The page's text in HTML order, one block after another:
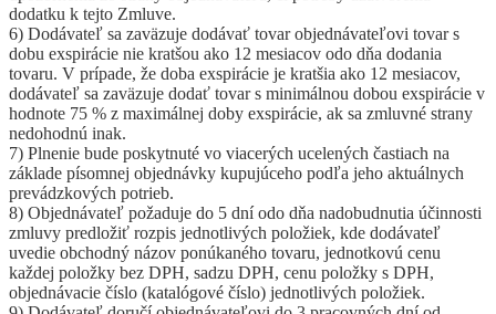
dodatku k tejto Zmluve.
6) Dodávateľ sa zaväzuje dodávať tovar objednávateľovi tovar s
dobu exspirácie nie kratšou ako 12 mesiacov odo dňa dodania
tovaru. V prípade, že doba exspirácie je kratšia ako 12 mesiacov,
dodávateľ sa zaväzuje dodať tovar s minimálnou dobou exspirácie v
hodnote 75 % z maximálnej doby exspirácie, ak sa zmluvné strany
nedohodnú inak.
7) Plnenie bude poskytnuté vo viacerých ucelených častiach na
základe písomnej objednávky kupujúceho podľa jeho aktuálnych
prevádzkových potrieb.
8) Objednávateľ požaduje do 5 dní odo dňa nadobudnutia účinnosti
zmluvy predložiť rozpis jednotlivých položiek, kde dodávateľ
uvedie obchodný názov ponúkaného tovaru, jednotkovú cenu
každej položky bez DPH, sadzu DPH, cenu položky s DPH,
objednávacie číslo (katalógové číslo) jednotlivých položiek.